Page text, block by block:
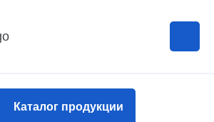
Каталог продукции